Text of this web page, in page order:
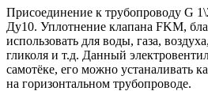
Присоединение к трубопроводу G
Ду10. Уплотнение клапана FKM,
использовать для воды, газа,
гликоля и т.д. Данный
самотёке, его можно устаналивать
на горизонтальном трубопроводе.